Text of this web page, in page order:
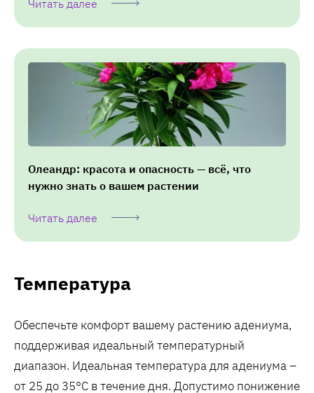
Читать далее
Олеандр: красота и опасность — всё, что
нужно знать о вашем растении
Читать далее
Температура
Обеспечьте комфорт вашему растению адениума,
поддерживая идеальный температурный
диапазон. Идеальная температура для адениума –
от 25 до 35°C в течение дня. Допустимо понижение